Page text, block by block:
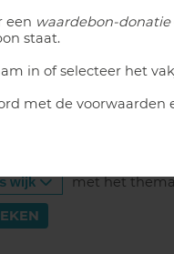
een waardebon-donatie
staat.
in of selecteer het
met de voorwaarden
Nieuws
AANMELDEN
wijk met het